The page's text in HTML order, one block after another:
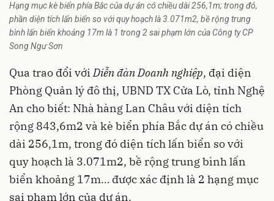
Hạng mục kè biển phía Bắc của dự án có chiều dài 256,1m; trong đó,
phần diện tích lấn biển so với quy hoạch là 3.071m2, bề rộng trung
bình lấn biển khoảng 17m là 1 trong 2 sai phạm lớn của Công ty CP
Song Ngư Sơn
Qua trao đổi vớiDiễn đàn Doanh nghiệp, đại diện
Phòng Quản lý đô thị, UBND TX Cửa Lò, tỉnh Nghệ
An cho biết: Nhà hàng Lan Châu với diện tích
rộng 843,6m2 và kè biển phía Bắc dự án có chiều
dài 256,1m, trong đó diện tích lấn biển so với
quy hoạch là 3.071m2, bề rộng trung bình lấn
biển khoảng 17m… được xác định là 2 hạng mục
sai phạm lớn của dự án.